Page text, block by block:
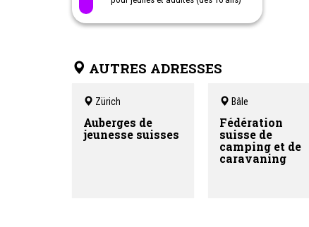
d’étudiant en Australie (dès 18 ans)
AUTRES ADRESSES
Zürich
Auberges de
jeunesse suisses
Bâle
Fédération
suisse de
camping et de
caravaning